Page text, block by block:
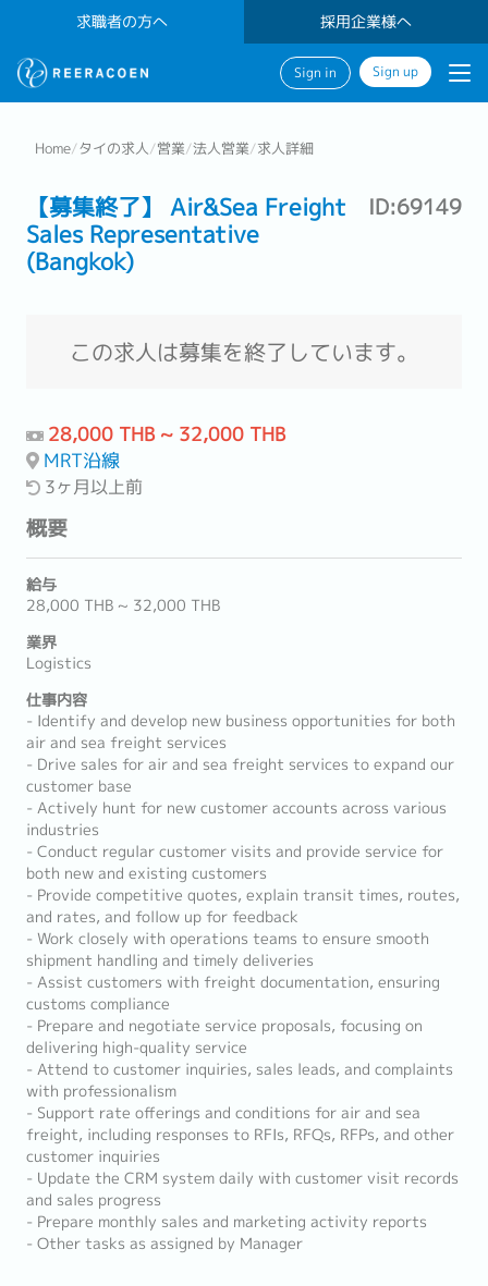
求職者の方へ 採用企業様へ
Sign in Sign up
Home/タイの求人/営業/法人営業/求人詳細
【募集終了】 Air&Sea Freight
Sales Representative
(Bangkok)
ID:69149
この求人は募集を終了しています。
28,000 THB ~ 32,000 THB
MRT沿線
3ヶ月以上前
概要
給与
28,000 THB ~ 32,000 THB
業界
Logistics
仕事内容
- Identify and develop new business opportunities for both
air and sea freight services
- Drive sales for air and sea freight services to expand our
customer base
- Actively hunt for new customer accounts across various
industries
- Conduct regular customer visits and provide service for
both new and existing customers
- Provide competitive quotes, explain transit times, routes,
and rates, and follow up for feedback
- Work closely with operations teams to ensure smooth
shipment handling and timely deliveries
- Assist customers with freight documentation, ensuring
customs compliance
- Prepare and negotiate service proposals, focusing on
delivering high-quality service
- Attend to customer inquiries, sales leads, and complaints
with professionalism
- Support rate offerings and conditions for air and sea
freight, including responses to RFIs, RFQs, RFPs, and other
customer inquiries
- Update the CRM system daily with customer visit records
and sales progress
- Prepare monthly sales and marketing activity reports
- Other tasks as assigned by Manager